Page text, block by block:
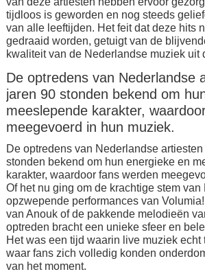
tijdloos is geworden en nog steeds
van alle leeftijden. Het feit dat deze hits
gedraaid worden, getuigt van de
kwaliteit van de Nederlandse muziek uit
De optredens van Nederlandse
jaren 90 stonden bekend om
meeslepende karakter,
meegevoerd in hun muziek.
De optredens van Nederlandse
stonden bekend om hun energieke en
karakter, waardoor fans werden
Of het nu ging om de krachtige stem van
opzwepende performances van
van Anouk of de pakkende melodieën
optreden bracht een unieke sfeer en
Het was een tijd waarin live muziek echt
waar fans zich volledig konden
van het moment.